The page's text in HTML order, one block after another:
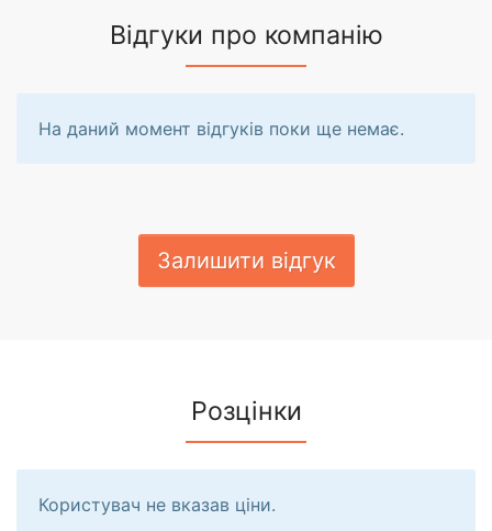
Відгуки про компанію
На даний момент відгуків поки ще немає.
Залишити відгук
Розцінки
Користувач не вказав ціни.